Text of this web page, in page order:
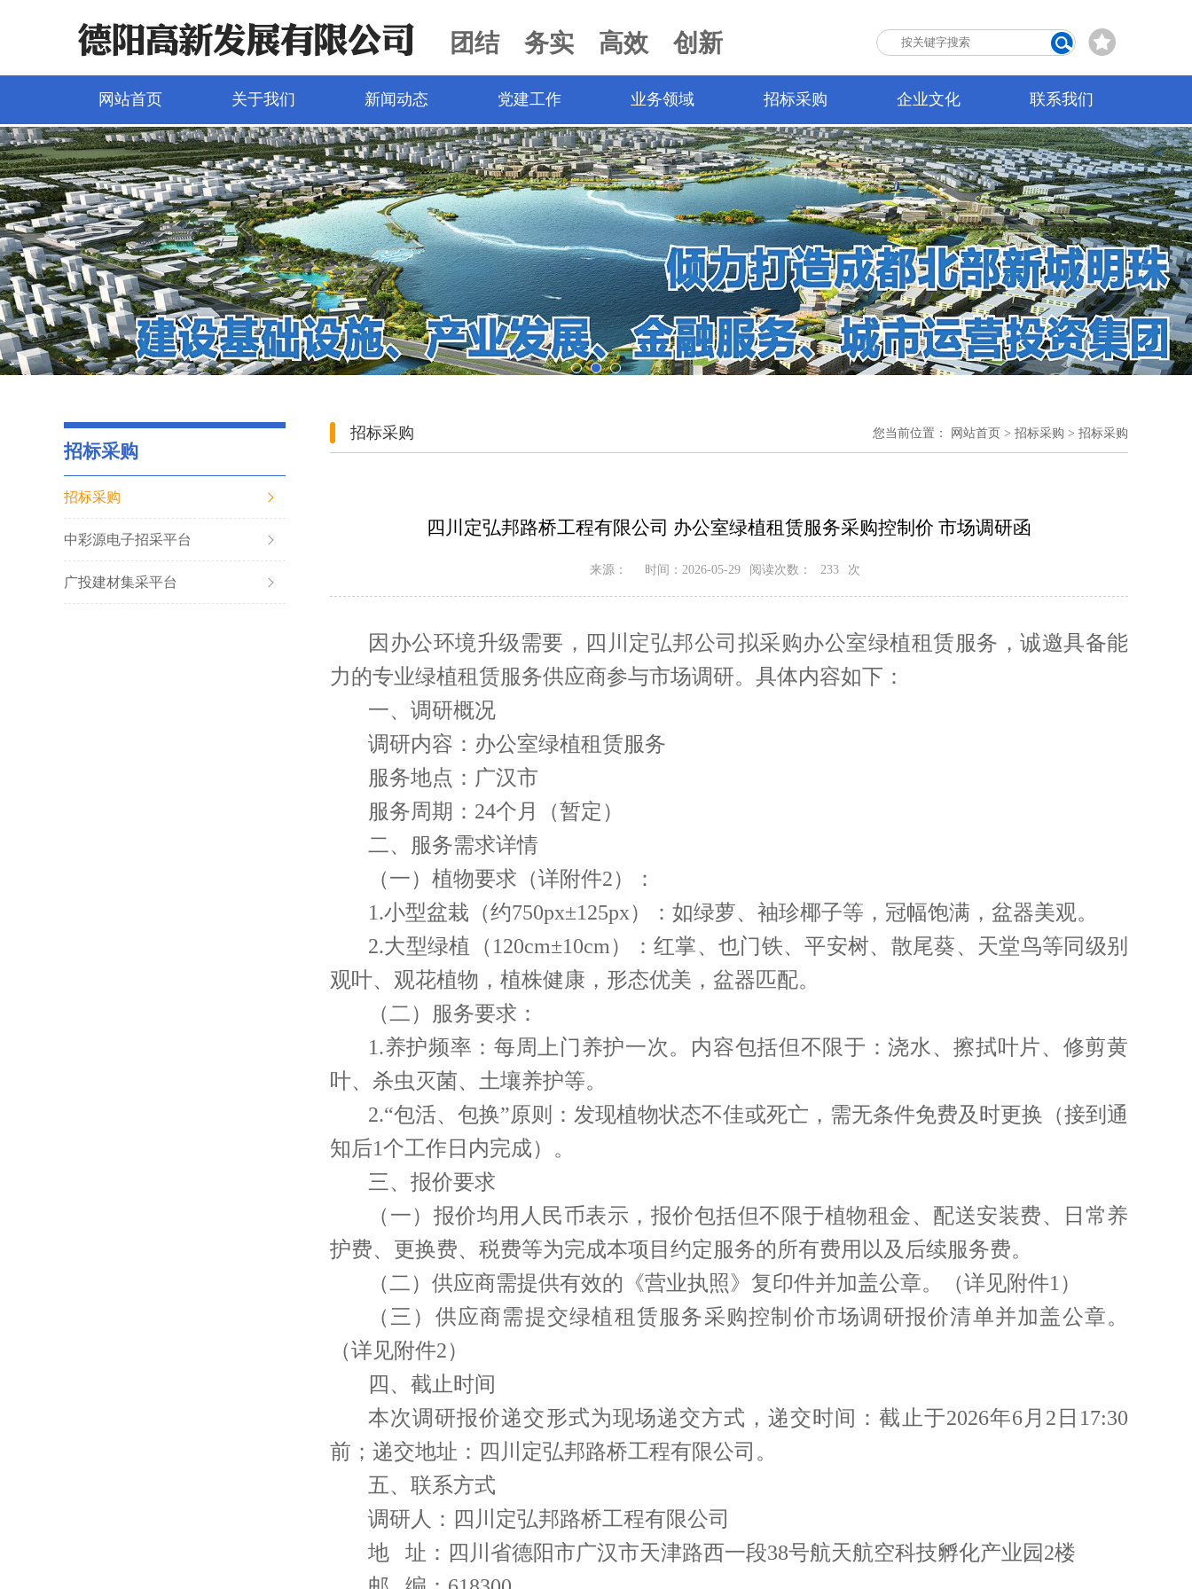
团结 务实 高效 创新
网站首页 关于我们 新闻动态 党建工作 业务领域 招标采购 企业文化 联系我们
招标采购
招标采购
中彩源电子招采平台
广投建材集采平台
招标采购 您当前位置： 网站首页 > 招标采购 > 招标采购
四川定弘邦路桥工程有限公司 办公室绿植租赁服务采购控制价 市场调研函
来源： 时间：2026-05-29 阅读次数： 233 次
因办公环境升级需要，四川定弘邦公司拟采购办公室绿植租赁服务，诚邀具备能
力的专业绿植租赁服务供应商参与市场调研。具体内容如下：
一、调研概况
调研内容：办公室绿植租赁服务
服务地点：广汉市
服务周期：24个月（暂定）
二、服务需求详情
（一）植物要求（详附件2）：
1.小型盆栽（约750px±125px）：如绿萝、袖珍椰子等，冠幅饱满，盆器美观。
2.大型绿植（120cm±10cm）：红掌、也门铁、平安树、散尾葵、天堂鸟等同级别
观叶、观花植物，植株健康，形态优美，盆器匹配。
（二）服务要求：
1.养护频率：每周上门养护一次。内容包括但不限于：浇水、擦拭叶片、修剪黄
叶、杀虫灭菌、土壤养护等。
2.“包活、包换”原则：发现植物状态不佳或死亡，需无条件免费及时更换（接到通
知后1个工作日内完成）。
三、报价要求
（一）报价均用人民币表示，报价包括但不限于植物租金、配送安装费、日常养
护费、更换费、税费等为完成本项目约定服务的所有费用以及后续服务费。
（二）供应商需提供有效的《营业执照》复印件并加盖公章。（详见附件1）
（三）供应商需提交绿植租赁服务采购控制价市场调研报价清单并加盖公章。
（详见附件2）
四、截止时间
本次调研报价递交形式为现场递交方式，递交时间：截止于2026年6月2日17:30
前；递交地址：四川定弘邦路桥工程有限公司。
五、联系方式
调研人：四川定弘邦路桥工程有限公司
地 址：四川省德阳市广汉市天津路西一段38号航天航空科技孵化产业园2楼